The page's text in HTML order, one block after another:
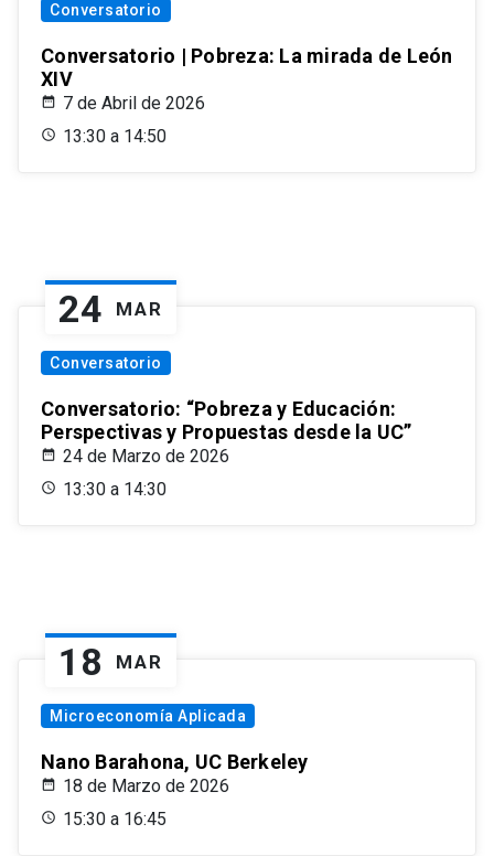
Conversatorio
Conversatorio | Pobreza: La mirada de León
XIV
7 de Abril de 2026
13:30 a 14:50
24 MAR
Conversatorio
Conversatorio: “Pobreza y Educación:
Perspectivas y Propuestas desde la UC”
24 de Marzo de 2026
13:30 a 14:30
18 MAR
Microeconomía Aplicada
Nano Barahona, UC Berkeley
18 de Marzo de 2026
15:30 a 16:45